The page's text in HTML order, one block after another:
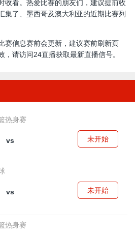
收看。热爱比赛的朋友们，建议提前收
集了、墨西哥及澳大利亚的近期比赛列
赛信息赛前会更新，建议赛前刷新页
请访问24直播获取最新直播信号。
热身赛
vs
女篮
未开始
vs 未开始
热身赛